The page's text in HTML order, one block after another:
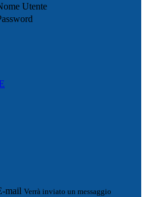
Utente
mail Verrà inviato un messaggio